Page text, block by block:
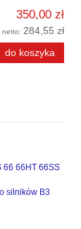
350,00 zł
netto: 284,55 zł
do koszyka
66 66HT 66SS
silników B3